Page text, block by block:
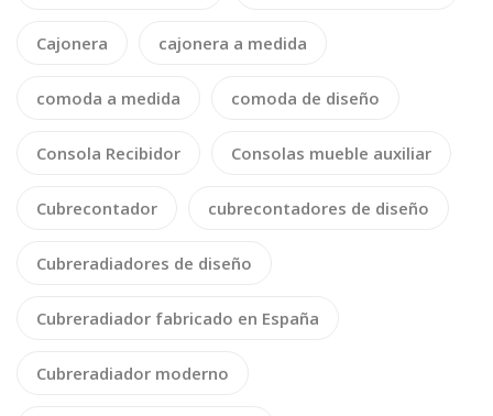
Cajonera cajonera a medida
comoda a medida comoda de diseño
Consola Recibidor Consolas mueble auxiliar
Cubrecontador cubrecontadores de diseño
Cubreradiadores de diseño
Cubreradiador fabricado en España
Cubreradiador moderno